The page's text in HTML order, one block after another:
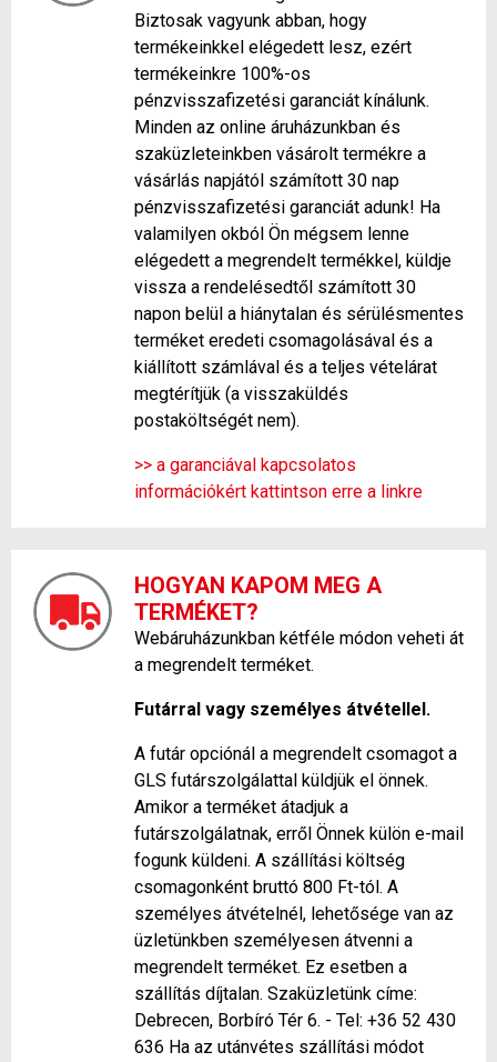
Biztosak vagyunk abban, hogy
termékeinkkel elégedett lesz, ezért
termékeinkre 100%-os
pénzvisszafizetési garanciát kínálunk.
Minden az online áruházunkban és
szaküzleteinkben vásárolt termékre a
vásárlás napjától számított 30 nap
pénzvisszafizetési garanciát adunk! Ha
valamilyen okból Ön mégsem lenne
elégedett a megrendelt termékkel, küldje
vissza a rendelésedtől számított 30
napon belül a hiánytalan és sérülésmentes
terméket eredeti csomagolásával és a
kiállított számlával és a teljes vételárat
megtérítjük (a visszaküldés
postaköltségét nem).
>> a garanciával kapcsolatos
információkért kattintson erre a linkre
HOGYAN KAPOM MEG A
TERMÉKET?
Webáruházunkban kétféle módon veheti át
a megrendelt terméket.
Futárral vagy személyes átvétellel.
A futár opciónál a megrendelt csomagot a
GLS futárszolgálattal küldjük el önnek.
Amikor a terméket átadjuk a
futárszolgálatnak, erről Önnek külön e-mail
fogunk küldeni. A szállítási költség
csomagonként bruttó 800 Ft-tól. A
személyes átvételnél, lehetősége van az
üzletünkben személyesen átvenni a
megrendelt terméket. Ez esetben a
szállítás díjtalan. Szaküzletünk címe:
Debrecen, Borbíró Tér 6. - Tel: +36 52 430
636 Ha az utánvétes szállítási módot